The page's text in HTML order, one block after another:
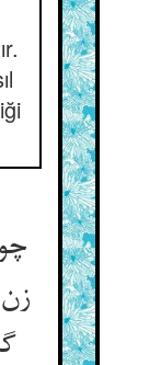
گردد و گان می‌دهد